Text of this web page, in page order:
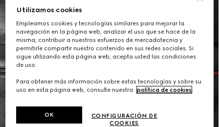
Utilizamos cookies
Empleamos cookies y tecnologías similares para mejorar la
navegación en la página web, analizar el uso que se hace de la
misma, contribuir a nuestros esfuerzos de mercadotecnia y
permitirle compartir nuestro contenido en sus redes sociales. Si
sigue utilizando esta página web, acepta usted las condiciones
de uso.
Para obtener más información sobre estas tecnologías y sobre su
uso en esta página web, consulte nuestra
política de cookies
CONFIGURACIÓN DE
COOKIES
OK